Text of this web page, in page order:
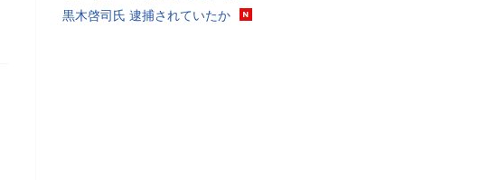
黒木啓司氏 逮捕されていたか